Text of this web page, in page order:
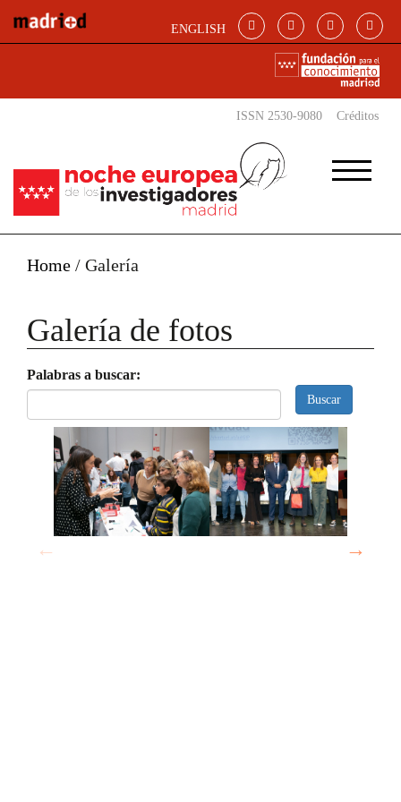
ENGLISH
ISSN 2530-9080 Créditos
Home / Galería
Galería de fotos
Palabras a buscar:
Buscar